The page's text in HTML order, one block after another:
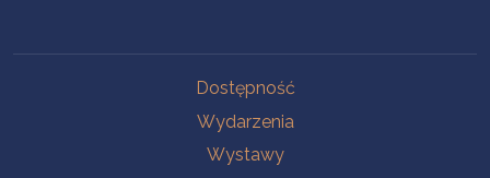
Dostępność
Wydarzenia
Wystawy